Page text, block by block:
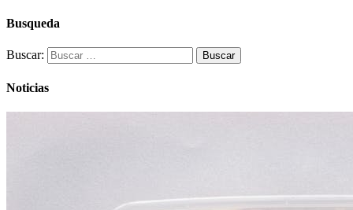
Busqueda
Buscar:
Noticias